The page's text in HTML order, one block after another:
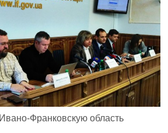
Франковскую область